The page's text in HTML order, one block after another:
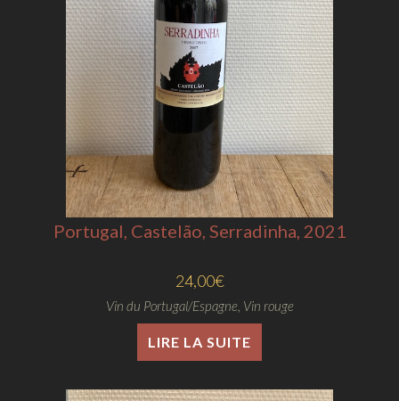
Portugal, Castelão, Serradinha, 2021
24,00€
Vin du Portugal/Espagne, Vin rouge
LIRE LA SUITE